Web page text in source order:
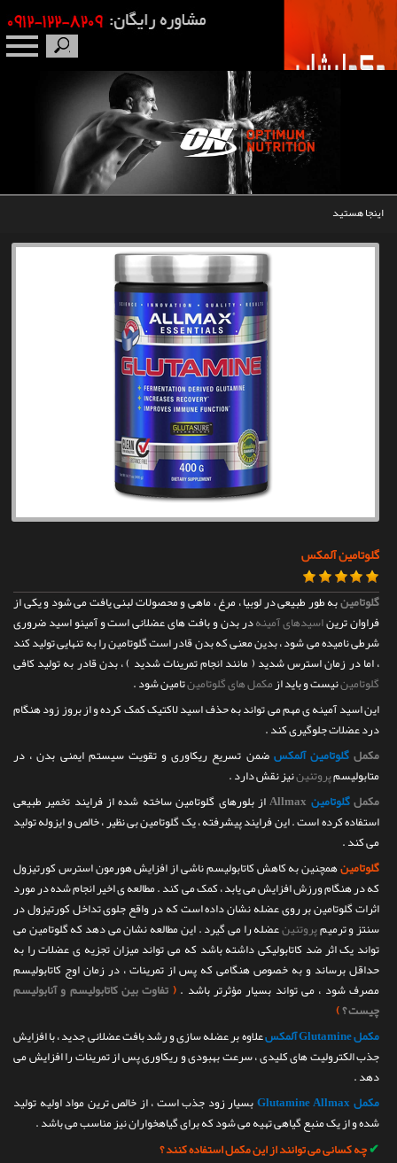
اینجا هستید
گلوتامین آلمکس
گلوتامینبه طور طبیعی در لوبیا ، مرغ ، ماهی و محصولات لبنی یافت می شود و یکی از
فراوان تریناسیدهای آمینهدر بدن و بافت های عضلانی است و آمینو اسید ضروری
شرطی نامیده می شود ، بدین معنی که بدن قادر است گلوتامین را به تنهایی تولید کند
، اما در زمان استرس شدید ( مانند انجام تمرینات شدید ) ، بدن قادر به تولید کافی
گلوتامیننیست و باید ازمکمل های گلوتامینتامین شود .
این اسید آمینه ی مهم می تواند به حذف اسید لاکتیک کمک کرده و از بروز زود هنگام
درد عضلات جلوگیری کند .
مکملگلوتامین آلمکسضمن تسریع ریکاوری و تقویت سیستم ایمنی بدن ، در
متابولیسمپروتئیننیز نقش دارد .
مکملگلوتامین Allmaxاز بلورهای گلوتامین ساخته شده از فرایند تخمیر طبیعی
استفاده کرده است . این فرایند پیشرفته ، یک گلوتامین بی نظیر ، خالص و ایزوله تولید
می کند .
گلوتامینهمچنین به کاهش کاتابولیسم ناشی از افزایش هورمون استرس کورتیزول
که در هنگام ورزش افزایش می یابد ، کمک می کند . مطالعه ی اخیر انجام شده در مورد
اثرات گلوتامین بر روی عضله نشان داده است که در واقع جلوی تداخل کورتیزول در
سنتز و ترمیمپروتئینعضله را می گیرد . این مطالعه نشان می دهد که گلوتامین می
تواند یک اثر ضد کاتابولیکی داشته باشد که می تواند میزان تجزیه ی عضلات را به
حداقل برساند و به خصوص هنگامی که پس از تمرینات ، در زمان اوج کاتابولیسم
مصرف شود ، می تواند بسیار مؤثرتر باشد .(تفاوت بین کاتابولیسم و آنابولیسم
چیست ؟)
مکمل Glutamine آلمکس
علاوه بر عضله سازی و رشد بافت عضلانی جدید ، با افزایش
جذب الکترولیت های کلیدی ، سرعت بهبودی و ریکاوری پس از تمرینات را افزایش می
دهد .
مکمل Glutamine Allmax
بسیار زود جذب است ، از خالص ترین مواد اولیه تولید
شده و از یک منبع گیاهی تهیه می شود که برای گیاهخواران نیز مناسب می باشد .
✔چه کسانی می توانند از این مکمل استفاده کنند ؟